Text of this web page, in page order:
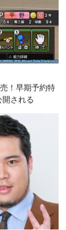
！早期予約特
開される